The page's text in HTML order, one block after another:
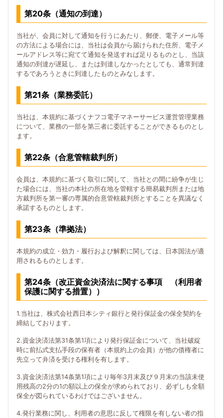
第20条（通知の到達）
当社が、会員に対して通知を行うにあたり、郵便、電子メール等
の方法による場合には、当社は会員から届けられた住所、電子メ
ールアドレス等に宛てて通知を発送すれば足りるものとし、当該
通知の到達が遅延し、または到達しなかったとしても、通常到達
するであろうときに到達したものとみなします。
第21条（業務委託）
当社は、本規約に基づくナフコ電子マネーサービス運営管理業務
について、業務の一部を第三者に委託することができるものとし
ます。
第22条（合意管轄裁判所）
会員は、本規約に基づく取引に関して、当社との間に紛争が生じ
た場合には、当社の本社の所在地を管轄する簡易裁判所または地
方裁判所を第一審の専属的合意管轄裁判所とすることを異議なく
承諾するものとします。
第23条（準拠法）
本規約の成立・効力・履行および解釈に関しては、日本国法が適
用されるものとします。
第24条（改正資金決済法に関する事項 （利用者
保護に関する措置））
1.当社は、株式会社西日本シティ銀行と発行保証金の保全契約を
締結しております。
2.資金決済法第31条第1項により発行保証金について、当社破綻
時に前払式支払手段の保有者（本規約上の会員）が他の債権者に
先立って弁済を受ける権利を有します。
3.資金決済法第14条第1項により毎年3月末及び９月末の当該未使
用残高の2分の1の額以上の保全が求められており、必ずしも全額
保全が図られているわけではございません。
4.発行業務に関し、利用者の意思に反して権限を有しない者の指